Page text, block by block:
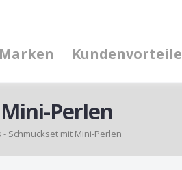
Marken Kundenvorteile
Perlen
- Schmuckset mit Mini-Perlen